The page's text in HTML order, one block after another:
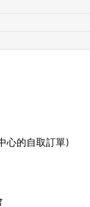
心的自取訂單)